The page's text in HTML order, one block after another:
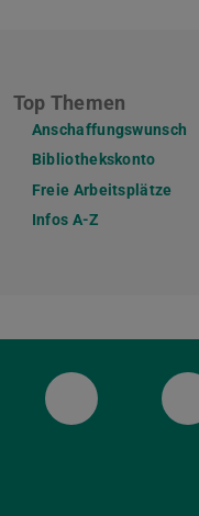
Top Themen
Anschaffungswunsch
Bibliothekskonto
Freie Arbeitsplätze
Infos A-Z
ULB Bluesky